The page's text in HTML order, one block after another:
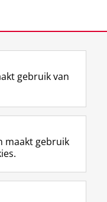
R
S
-
f
e
I
n
t
r
Y
o
T
e
gebruik van
maakt gebruik